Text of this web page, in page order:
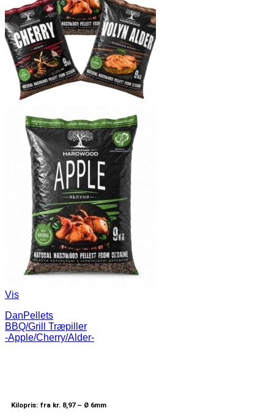
Vis
DanPellets
BBQ/Grill Træpiller
-Apple/Cherry/Alder-
Kilopris: fra kr. 8,97 – Ø 6mm